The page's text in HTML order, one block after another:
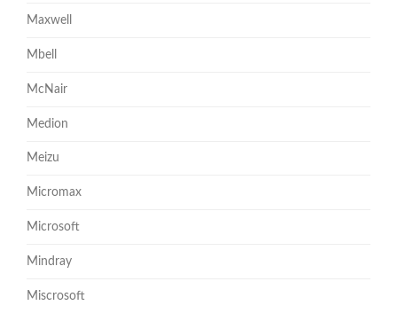
Maxwell
Mbell
McNair
Medion
Meizu
Micromax
Microsoft
Mindray
Miscrosoft